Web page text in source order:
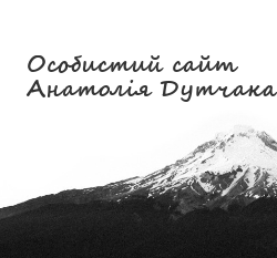
Особистий сайт
Анатолія Дутчака